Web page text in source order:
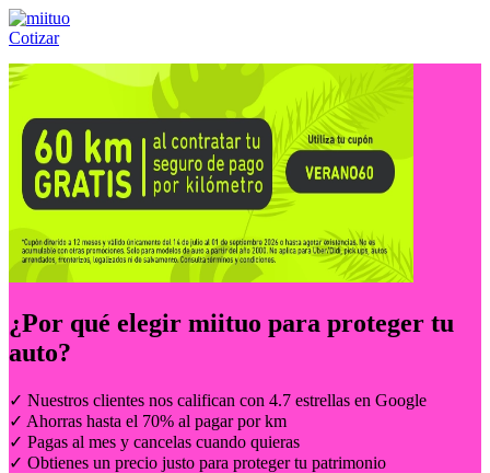
Cotizar
Llámanos al:(55) 84-21-05-00 ó
¿Por qué elegir miituo para proteger tu
auto?
✓ Nuestros clientes nos califican con 4.7 estrellas en Google
✓ Ahorras hasta el 70% al pagar por km
✓ Pagas al mes y cancelas cuando quieras
✓ Obtienes un precio justo para proteger tu patrimonio